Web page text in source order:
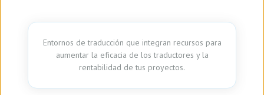
Entornos de traducción que integran recursos para
aumentar la eficacia de los traductores y la
rentabilidad de tus proyectos.